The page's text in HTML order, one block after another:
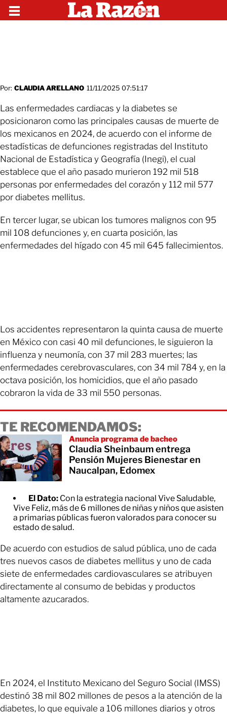
Por: CLAUDIA ARELLANO 11/11/2025 07:51:17
Las enfermedades cardiacas y la diabetes se
posicionaron como las principales causas de muerte de
los mexicanos en 2024, de acuerdo con el informe de
estadísticas de defunciones registradas del Instituto
Nacional de Estadística y Geografía (Inegi), el cual
establece que el año pasado murieron 192 mil 518
personas por enfermedades del corazón y 112 mil 577
por diabetes mellitus.
En tercer lugar, se ubican los tumores malignos con 95
mil 108 defunciones y, en cuarta posición, las
enfermedades del hígado con 45 mil 645 fallecimientos.
Los accidentes representaron la quinta causa de muerte
en México con casi 40 mil defunciones, le siguieron la
influenza y neumonía, con 37 mil 283 muertes; las
enfermedades cerebrovasculares, con 34 mil 784 y, en la
octava posición, los homicidios, que el año pasado
cobraron la vida de 33 mil 550 personas.
TE RECOMENDAMOS:
Anuncia programa de bacheo
Claudia Sheinbaum entrega
Pensión Mujeres Bienestar en
Naucalpan, Edomex
El Dato: Con la estrategia nacional Vive Saludable,
Vive Feliz, más de 6 millones de niñas y niños que asisten
a primarias públicas fueron valorados para conocer su
estado de salud.
De acuerdo con estudios de salud pública, uno de cada
tres nuevos casos de diabetes mellitus y uno de cada
siete de enfermedades cardiovasculares se atribuyen
directamente al consumo de bebidas y productos
altamente azucarados.
En 2024, el Instituto Mexicano del Seguro Social (IMSS)
destinó 38 mil 802 millones de pesos a la atención de la
diabetes, lo que equivale a 106 millones diarios y otros